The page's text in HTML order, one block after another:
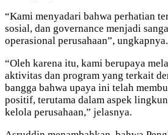
“Kami menyadari bahwa perhatian
sosial, dan governance menjadi
operasional perusahaan”, ungkapnya.
“Oleh karena itu, kami berupaya
aktivitas dan program yang terkait
bangga bahwa upaya ini telah
positif, terutama dalam aspek
kelola perusahaan,” jelasnya.